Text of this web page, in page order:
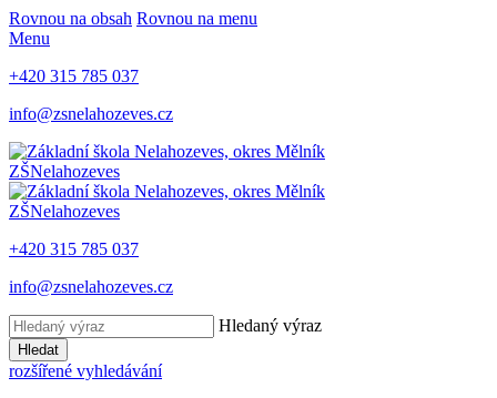
Rovnou na obsah Rovnou na menu
Menu
+420 315 785 037
info@zsnelahozeves.cz
ZŠNelahozeves
ZŠNelahozeves
+420 315 785 037
info@zsnelahozeves.cz
Hledaný výraz
Hledat
rozšířené vyhledávání